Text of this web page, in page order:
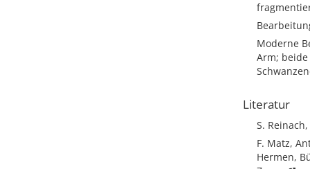
Moderne
Arm;
Literatur
S.
F. Matz,
Hermen,